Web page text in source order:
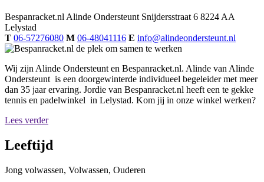
Bespanracket.nl Alinde Ondersteunt Snijdersstraat 6 8224 AA
Lelystad
T 06-57276080 M 06-48041116 E info@alindeondersteunt.nl
Wij zijn Alinde Ondersteunt en Bespanracket.nl. Alinde van Alinde
Ondersteunt is een doorgewinterde individueel begeleider met meer
dan 35 jaar ervaring. Jordie van Bespanracket.nl heeft een te gekke
tennis en padelwinkel in Lelystad. Kom jij in onze winkel werken?
Lees verder
Leeftijd
Jong volwassen, Volwassen, Ouderen